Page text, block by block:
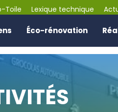
Toile Lexique technique
Éco-rénovation